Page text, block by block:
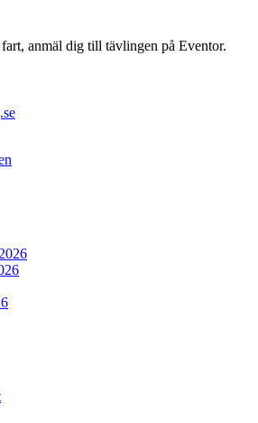
anmäl dig till tävlingen på Eventor.